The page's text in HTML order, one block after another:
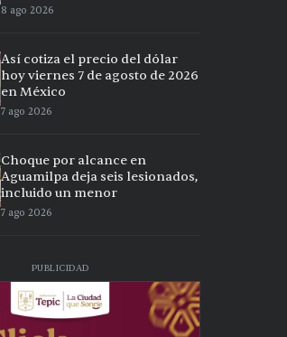
8 ago 2026
Así cotiza el precio del dólar
hoy viernes 7 de agosto de 2026
en México
7 ago 2026
Choque por alcance en
Aguamilpa deja seis lesionados,
incluido un menor
7 ago 2026
PUBLICIDAD